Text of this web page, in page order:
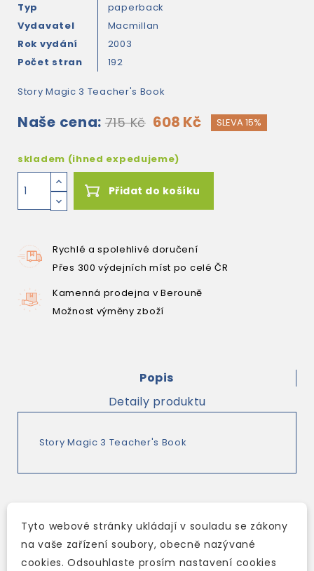
Typ
paperback
Vydavatel
Macmillan
Rok vydání
2003
Počet stran
192
Story Magic 3 Teacher's Book
Naše cena: 715 Kč 608 Kč SLEVA 15%
skladem (ihned expedujeme)
Přidat do košíku
Rychlé a spolehlivé doručení
Přes 300 výdejních míst po celé ČR
Kamenná prodejna v Berouně
Možnost výměny zboží
Popis
Detaily produktu
Story Magic 3 Teacher's Book
TAKÉ DOPORUČUJEME
Tyto webové stránky ukládají v souladu se zákony
na vaše zařízení soubory, obecně nazývané
cookies. Odsouhlaste prosím nastavení cookies